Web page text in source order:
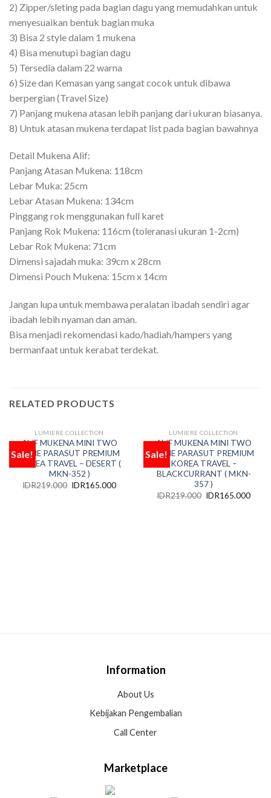
2) Zipper/sleting pada bagian dagu yang memudahkan untuk
menyesuaikan bentuk bagian muka
3) Bisa 2 style dalam 1 mukena
4) Bisa menutupi bagian dagu
5) Tersedia dalam 22 warna
6) Size dan Kemasan yang sangat cocok untuk dibawa
berpergian (Travel Size)
7) Panjang mukena atasan lebih panjang dari ukuran biasanya.
8) Untuk atasan mukena terdapat list pada bagian bawahnya
Detail Mukena Alif:
Panjang Atasan Mukena: 118cm
Lebar Muka: 25cm
Lebar Atasan Mukena: 134cm
Pinggang rok menggunakan full karet
Panjang Rok Mukena: 116cm (toleranasi ukuran 1-2cm)
Lebar Rok Mukena: 71cm
Dimensi sajadah muka: 39cm x 28cm
Dimensi Pouch Mukena: 15cm x 14cm
Jangan lupa untuk membawa peralatan ibadah sendiri agar
ibadah lebih nyaman dan aman.
Bisa menjadi rekomendasi kado/hadiah/hampers yang
bermanfaat untuk kerabat terdekat.
RELATED PRODUCTS
Sale!
Add
to
wishlist
OUT OF STOCK
LUMIERE COLLECTION
ALIF MUKENA MINI TWO
TONE PARASUT PREMIUM
KOREA TRAVEL – DESERT (
MKN-352 )
IDR219.000 IDR165.000
Sale!
Add
wishlist
OUT OF STOCK
LUMIERE COLLECTION
ALIF MUKENA MINI TWO
TONE PARASUT PREMIUM
KOREA TRAVEL –
BLACKCURRANT ( MKN-
357 )
IDR219.000 IDR165.000
Information
About Us
Kebijakan Pengembalian
Call Center
Marketplace